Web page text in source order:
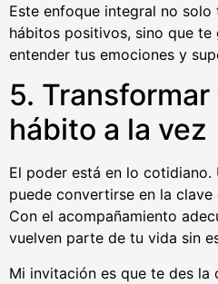
Este enfoque integral no
hábitos positivos, sino que te
entender tus emociones y
5.
hábito a la vez
El poder está en lo
puede convertirse en la clave
Con el acompañamiento
vuelven parte de tu vida sin
Mi invitación es que te des la